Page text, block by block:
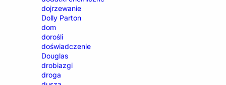
dojrzewanie
Dolly Parton
dom
dorośli
doświadczenie
Douglas
drobiazgi
droga